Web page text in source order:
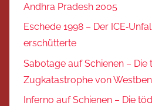
Andhra Pradesh 2005
Eschede 1998 – Der
erschütterte
Sabotage auf Schienen – Die
Zugkatastrophe von
Inferno auf Schienen – Die